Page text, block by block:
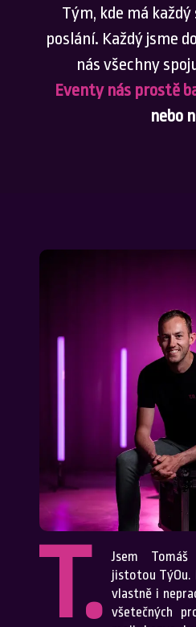
Tým, kde má
poslání. Každý jsme
nás všechny
Eventy nás prostě
nebo
T. Jsem
jistotou TýOu.
vlastně i
všetečných